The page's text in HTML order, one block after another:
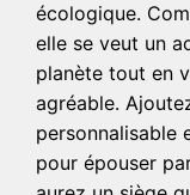
écologique.
elle se veut un
planète tout en
agréable.
personnalisable
pour épouser